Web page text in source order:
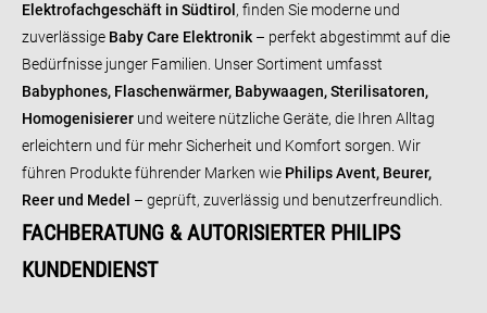
Elektrofachgeschäft in Südtirol , finden Sie moderne und
zuverlässige Baby Care Elektronik – perfekt abgestimmt auf die
Bedürfnisse junger Familien. Unser Sortiment umfasst
Babyphones, Flaschenwärmer, Babywaagen, Sterilisatoren,
Homogenisierer und weitere nützliche Geräte, die Ihren Alltag
erleichtern und für mehr Sicherheit und Komfort sorgen. Wir
führen Produkte führender Marken wie Philips Avent, Beurer,
Reer und Medel – geprüft, zuverlässig und benutzerfreundlich.
FACHBERATUNG & AUTORISIERTER PHILIPS
KUNDENDIENST